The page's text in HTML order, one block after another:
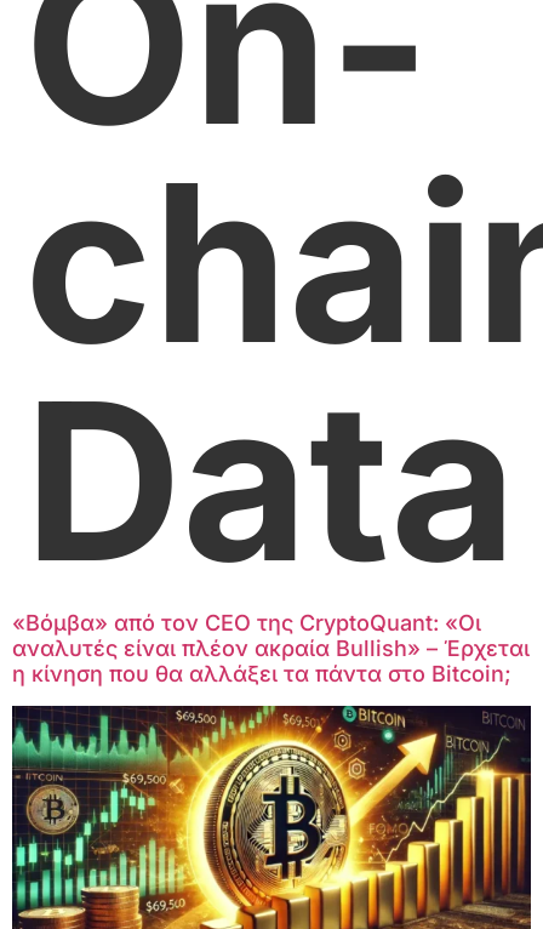
Data
«Βόμβα» από τον CEO της CryptoQuant: «Οι
αναλυτές είναι πλέον ακραία Bullish» – Έρχεται
η κίνηση που θα αλλάξει τα πάντα στο Bitcoin;